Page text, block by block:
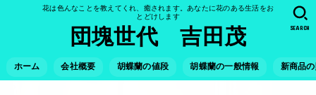
花は色んなことを教えてくれ、癒されます。あなたに花のある生活をお
とどけします
団塊世代 吉田茂
ホーム 会社概要 胡蝶蘭の値段 胡蝶蘭の一般情報 新商品
SEARCH